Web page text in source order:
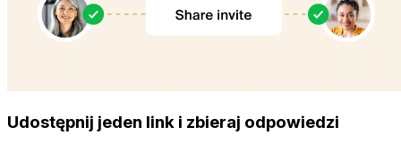
Udostępnij jeden link i zbieraj odpowiedzi